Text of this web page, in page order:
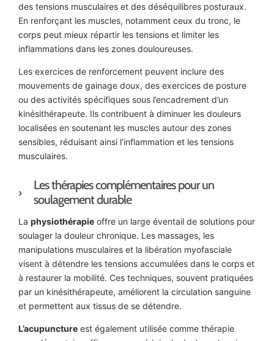
des tensions musculaires et des déséquilibres posturaux.
En renforçant les muscles, notamment ceux du tronc, le
corps peut mieux répartir les tensions et limiter les
inflammations dans les zones douloureuses.
Les exercices de renforcement peuvent inclure des
mouvements de gainage doux, des exercices de posture
ou des activités spécifiques sous l’encadrement d’un
kinésithérapeute. Ils contribuent à diminuer les douleurs
localisées en soutenant les muscles autour des zones
sensibles, réduisant ainsi l’inflammation et les tensions
musculaires.
Les thérapies complémentaires pour un
soulagement durable
La physiothérapie offre un large éventail de solutions pour
soulager la douleur chronique. Les massages, les
manipulations musculaires et la libération myofasciale
visent à détendre les tensions accumulées dans le corps et
à restaurer la mobilité. Ces techniques, souvent pratiquées
par un kinésithérapeute, améliorent la circulation sanguine
et permettent aux tissus de se détendre.
L’acupuncture est également utilisée comme thérapie